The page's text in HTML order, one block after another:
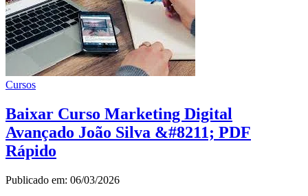
Cursos
Baixar Curso Marketing Digital
Avançado João Silva &#8211; PDF
Rápido
Publicado em: 06/03/2026